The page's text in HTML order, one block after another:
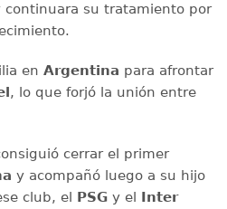
continuara su tratamiento por
en Argentina para afrontar
, lo que forjó la unión entre
cerrar el primer
y acompañó luego a su hijo
club, el PSGy el Inter